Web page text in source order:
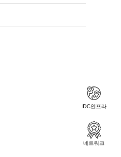
IDC인프라
네트워크